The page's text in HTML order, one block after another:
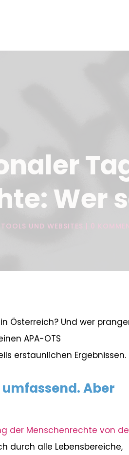
Wer
UND WEBSITES 0
Österreich? Und wer
APA-OTS
erstaunlichen Ergebnissen.
Aber
der Menschenrechte von
durch alle Lebensbereiche,